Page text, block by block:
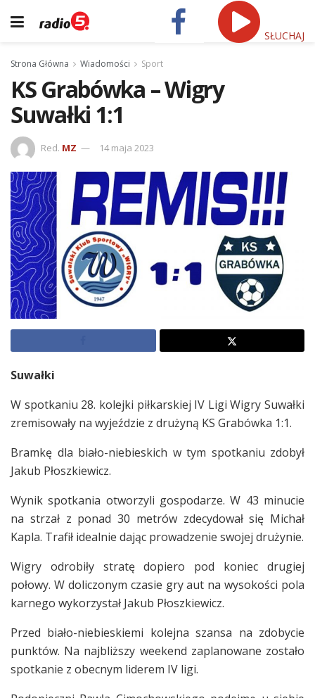
SŁUCHAJ
Strona Główna Wiadomości Sport
KS Grabówka – Wigry
Suwałki 1:1
Red. MZ 14 maja 2023
Suwałki
W spotkaniu 28. kolejki piłkarskiej IV Ligi Wigry Suwałki
zremisowały na wyjeździe z drużyną KS Grabówka 1:1.
Bramkę dla biało-niebieskich w tym spotkaniu zdobył
Jakub Płoszkiewicz.
Wynik spotkania otworzyli gospodarze. W 43 minucie
na strzał z ponad 30 metrów zdecydował się Michał
Kapla. Trafił idealnie dając prowadzenie swojej drużynie.
Wigry odrobiły stratę dopiero pod koniec drugiej
połowy. W doliczonym czasie gry aut na wysokości pola
karnego wykorzystał Jakub Płoszkiewicz.
Przed biało-niebieskiemi kolejna szansa na zdobycie
punktów. Na najbliższy weekend zaplanowane zostało
spotkanie z obecnym liderem IV ligi.